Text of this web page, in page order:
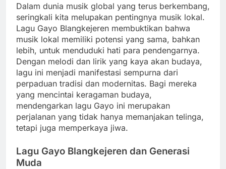
Dalam dunia musik global yang terus berkembang,
seringkali kita melupakan pentingnya musik lokal.
Lagu Gayo Blangkejeren membuktikan bahwa
musik lokal memiliki potensi yang sama, bahkan
lebih, untuk menduduki hati para pendengarnya.
Dengan melodi dan lirik yang kaya akan budaya,
lagu ini menjadi manifestasi sempurna dari
perpaduan tradisi dan modernitas. Bagi mereka
yang mencintai keragaman budaya,
mendengarkan lagu Gayo ini merupakan
perjalanan yang tidak hanya memanjakan telinga,
tetapi juga memperkaya jiwa.
Lagu Gayo Blangkejeren dan Generasi
Muda